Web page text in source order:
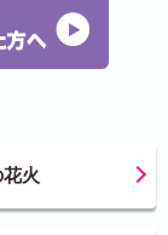
火